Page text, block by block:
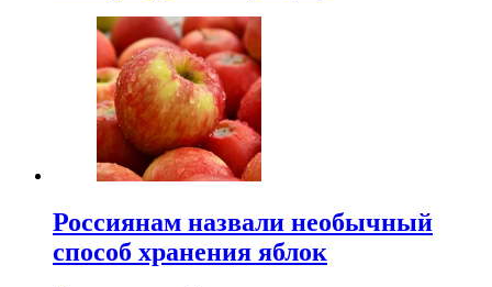
Россиянам назвали необычный
способ хранения яблок